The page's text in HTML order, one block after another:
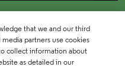
that we and our third
partners use cookies
collect information about
as detailed in our